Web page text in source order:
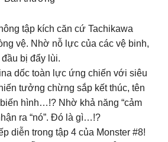
tập kích căn cứ Tachikawa
vệ. Nhờ nỗ lực của các vệ binh,
bị đẩy lùi.
dốc toàn lực ứng chiến với siêu
tưởng chừng sắp kết thúc, tên
hình…!? Nhờ khả năng “cảm
ra “nó”. Đó là gì…!?
diễn trong tập 4 của Monster #8!